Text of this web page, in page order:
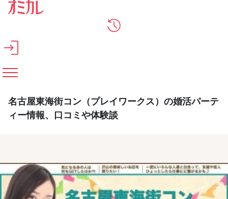
メインコンテンツへスキップ
名古屋東海街コン（プレイワークス）の婚活パーテ
ィー情報、口コミや体験談